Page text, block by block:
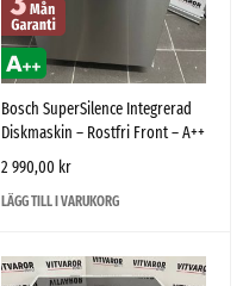
Bosch SuperSilence Integrerad
Diskmaskin – Rostfri Front – A++
2 990,00 kr
LÄGG TILL I VARUKORG